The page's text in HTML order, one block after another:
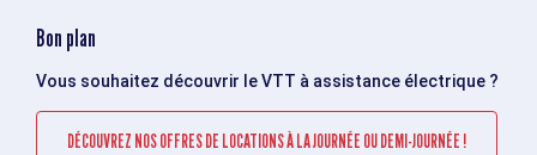
Bon plan
Vous souhaitez découvrir le VTT à assistance électrique ?
DÉCOUVREZ NOS OFFRES DE LOCATIONS À LA JOURNÉE OU DEMI-JOURNÉE !